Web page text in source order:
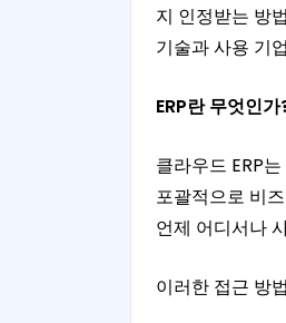
지 인정받는 방
기술과 사용 기
ERP란 무엇인가
클라우드 ERP
포괄적으로 비
언제 어디서나
이러한 접근 방